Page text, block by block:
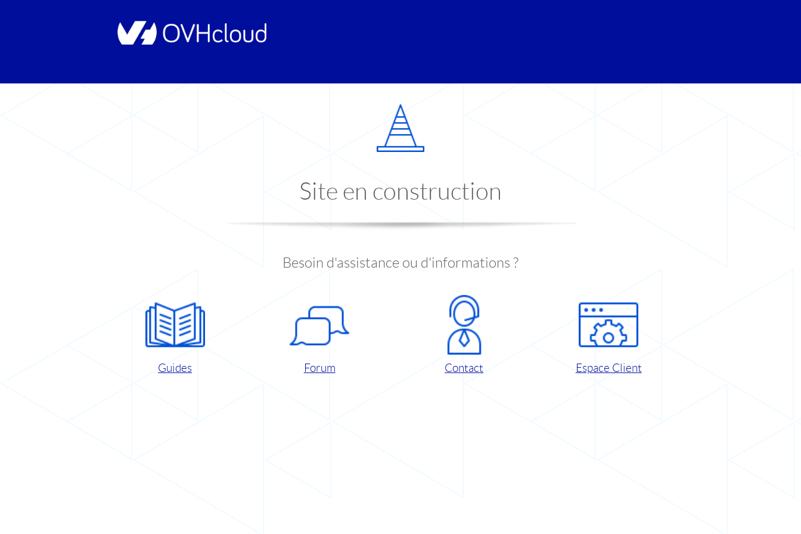
Site en construction
Besoin d'assistance ou d'informations ?
Guides Forum Contact Espace Client